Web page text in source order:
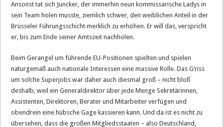
Ansonst tat sich Juncker, der immerhin neun kommissarische Ladys in
sein Team holen musste, ziemlich schwer, den weiblichen Anteil in der
Brüsseler Führungsschicht merklich zu erhöhen. Er will das, verspricht
er, bis zum Ende seiner Amtszeit nachholen.
Beim Gerangel um führende EU-Positionen spielten und spielen
naturgemäß auch nationale Interessen eine massive Rolle. Das G‘riss
um solche Superjobs war daher auch diesmal groß – nicht bloß
deshalb, weil ein Generaldirektor über jede Menge Sekretärinnen,
Assistenten, Direktoren, Berater und Mitarbeiter verfügen und
obendrein eine hübsche Gage kassieren kann. Und da ist es nicht zu
übersehen, dass die großen Mitgliedsstaaten – also Deutschland,